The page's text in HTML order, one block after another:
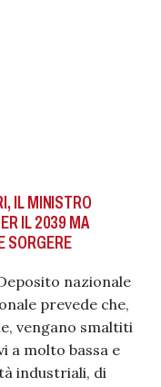
IL MINISTRO
IL 2039 MA
SORGERE
nazionale
prevede che,
vengano smaltiti
a molto bassa e
industriali, di